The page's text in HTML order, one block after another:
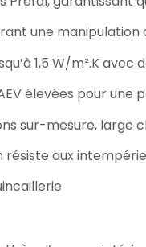
une manipulation
1,5 W/m².K
élevées pour
sur-mesure, large
résiste aux